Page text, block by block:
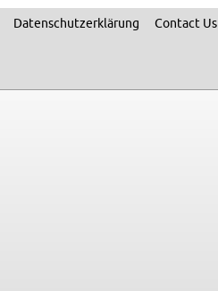
Daten­schutzerklärung Con­tact Us